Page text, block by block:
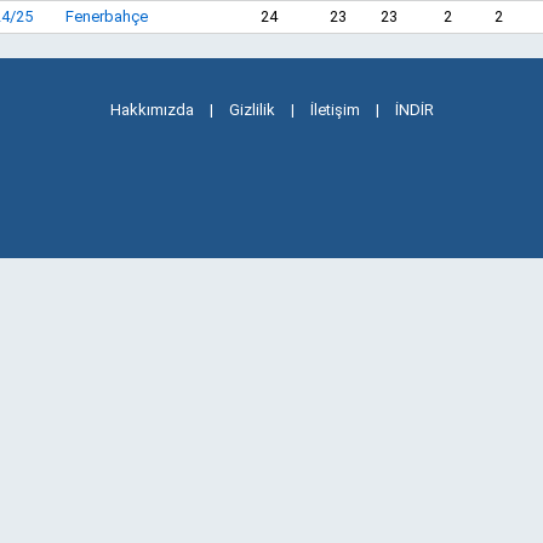
25
Fenerbahçe 24 23 23 2 2
Hakkımızda | Gizlilik | İletişim | İNDİR